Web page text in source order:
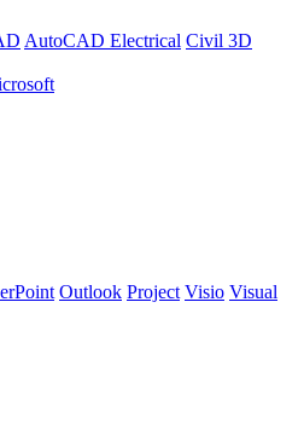
AutoCAD Electrical Civil 3D
Outlook Project Visio Visual